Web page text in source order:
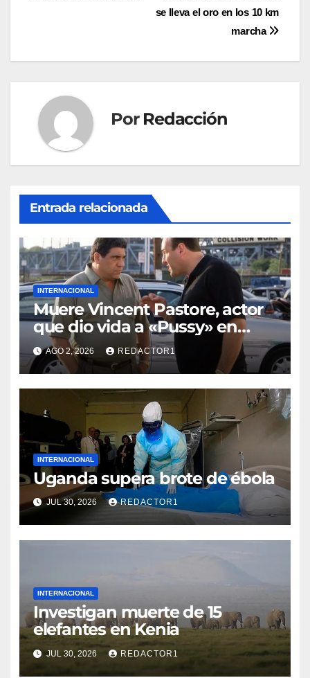
se lleva el oro en los 10 km
marcha
Por Redacción
Entrada relacionada
INTERNACIONAL
Muere Vincent Pastore, actor
que dio vida a «Pussy» en
«Los Soprano»
AGO 2, 2026 REDACTOR1
INTERNACIONAL
Uganda supera brote de ébola
JUL 30, 2026 REDACTOR1
INTERNACIONAL
Investigan muerte de 15
elefantes en Kenia
JUL 30, 2026 REDACTOR1